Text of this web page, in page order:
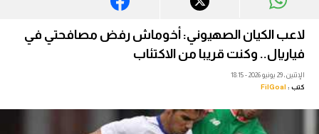
ميركاتو
فانتازي في الجول
مسابقة التوقعات
لاعب الكيان الصهيوني: أخوماش رفض مصافحتي في
فياريال.. وكنت قريبا من الاكتئاب
الإثنين، 29 يونيو 2026 - 18:15
كتب : FilGoal